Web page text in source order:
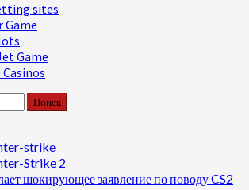
sites
Game
Game
strike
Strike 2
шокирующее заявление по поводу CS2